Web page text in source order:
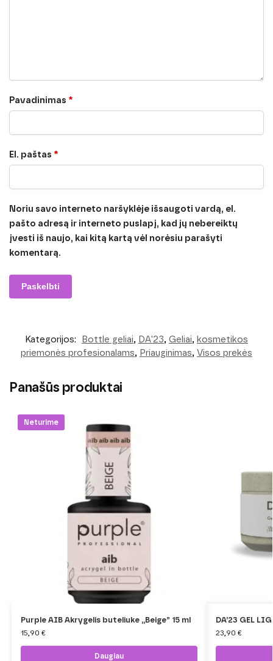
Pavadinimas *
El. paštas *
Noriu savo interneto naršyklėje išsaugoti vardą, el.
pašto adresą ir interneto puslapį, kad jų nebereiktų
įvesti iš naujo, kai kitą kartą vėl norėsiu parašyti
komentarą.
Kategorijos: Bottle geliai, DA'23, Geliai, kosmetikos
priemonės profesionalams, Priauginimas, Visos prekės
Panašūs produktai
Neturime
Purple AIB Akrygelis buteliuke ,,Beige” 15 ml
15,90 €
Daugiau
DA’23 GEL
23,90 €